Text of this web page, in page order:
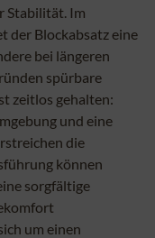
Stabilität. Im
der Blockabsatz eine
bei längeren
spürbare
zeitlos gehalten:
und eine
die
können
sorgfältige
um einen